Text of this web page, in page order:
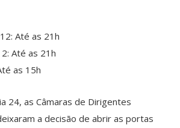
Até as 21h
Até as 21h
as 15h
24, as Câmaras de Dirigentes
a decisão de abrir as portas